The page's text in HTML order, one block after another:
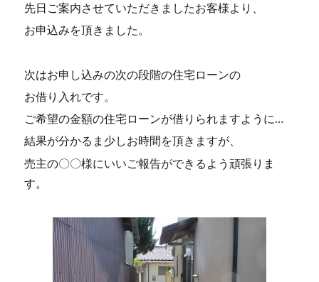
先日ご案内させていただきましたお客様より、
お申込みを頂きました。
次はお申し込みの次の段階の住宅ローンの
お借り入れです。
ご希望の金額の住宅ローンが借りられますように…
結果が分かるま少しお時間を頂きますが、
売主の〇〇様にいいご報告ができるよう頑張りま
す。